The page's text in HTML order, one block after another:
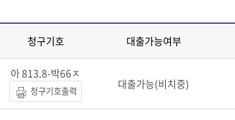
청구기호 대출가능여부
아 813.8-박66ㅈ
청구기호출력
대출가능(비치중)